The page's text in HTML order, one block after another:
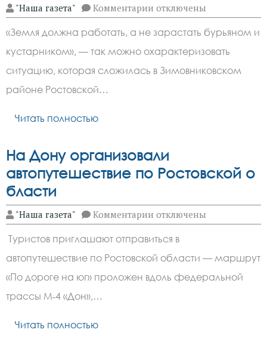
"Наша газета" Комментарии к
записи
гектара
в
Ростовской
области
превратились
отключены
«Земля должна работать, а не зарастать бурьяном и
кустарником», — так можно охарактеризовать
ситуацию, которая сложилась в Зимовниковском
районе Ростовской…
Читать полностью
На Дону организовали
автопутешествие по Ростовской о
бласти
"Наша газета" Комментарии к
записи
Дону
организовали
автопутешествие по
отключены
Туристов приглашают отправиться в
автопутешествие по Ростовской области — маршрут
«По дороге на юг» проложен вдоль федеральной
трассы М‑4 «Дон»,…
Читать полностью